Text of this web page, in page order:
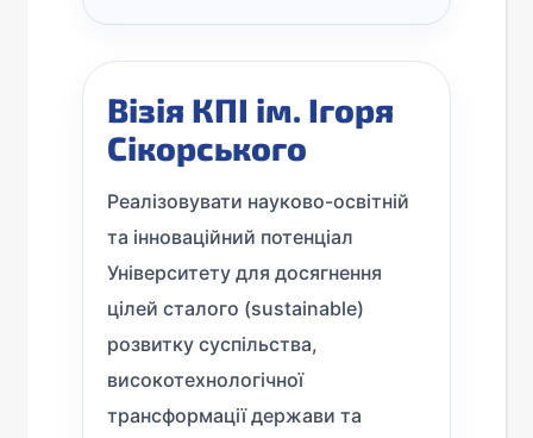
Візія КПІ ім. Ігоря
Сікорського
Реалізовувати науково-освітній
та інноваційний потенціал
Університету для досягнення
цілей сталого (sustainable)
розвитку суспільства,
високотехнологічної
трансформації держави та